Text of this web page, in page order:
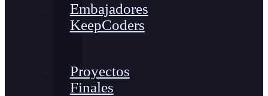
Embajadores
KeepCoders
Proyectos
Finales